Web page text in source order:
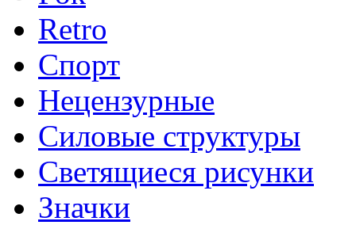
Retro
Спорт
Нецензурные
Силовые структуры
Светящиеся рисунки
Значки